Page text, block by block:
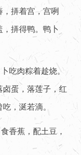
挵着宫，宫咧
挵得鸭。鸭卜
吃肉粽着趁烧。
卤蛋，落莲子，红
，涎若滴。
香蕉，配土豆，